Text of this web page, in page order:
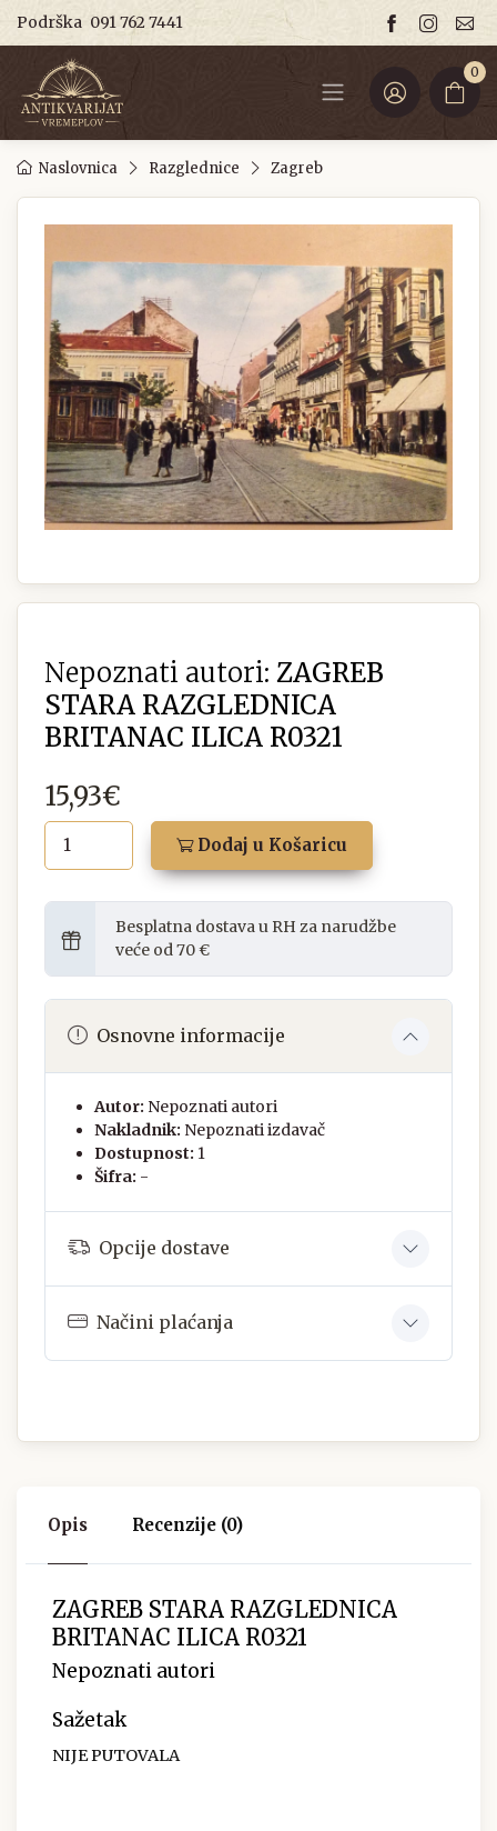
Podrška 091 762 7441
0
Naslovnica Razglednice Zagreb
Nepoznati autori: ZAGREB
STARA RAZGLEDNICA
BRITANAC ILICA R0321
15,93€
Dodaj u Košaricu
Besplatna dostava u RH za narudžbe
veće od 70 €
Osnovne informacije
Autor: Nepoznati autori
Nakladnik: Nepoznati izdavač
Dostupnost: 1
Šifra: -
Opcije dostave
Načini plaćanja
Opis Recenzije (0)
ZAGREB STARA RAZGLEDNICA
BRITANAC ILICA R0321
Nepoznati autori
Sažetak
NIJE PUTOVALA